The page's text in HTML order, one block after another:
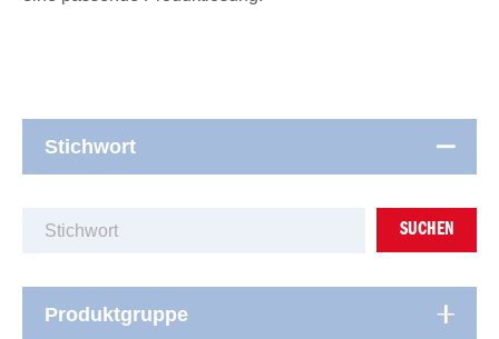
Stichwort
SUCHEN
Produktgruppe